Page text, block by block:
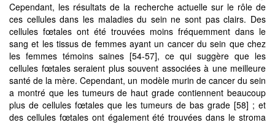
Cependant, les résultats de la recherche actuelle sur le rôle de
ces cellules dans les maladies du sein ne sont pas clairs. Des
cellules fœtales ont été trouvées moins fréquemment dans le
sang et les tissus de femmes ayant un cancer du sein que chez
les femmes témoins saines [54-57], ce qui suggère que les
cellules fœtales seraient plus souvent associées à une meilleure
santé de la mère. Cependant, un modèle murin de cancer du sein
a montré que les tumeurs de haut grade contiennent beaucoup
plus de cellules fœtales que les tumeurs de bas grade [58] ; et
des cellules fœtales ont également été trouvées dans le stroma